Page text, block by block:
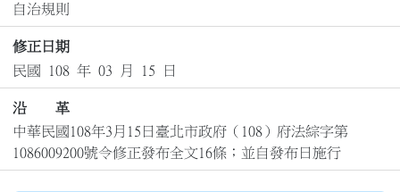
自治規則
修正日期
民國 108 年 03 月 15 日
沿 革
中華民國108年3月15日臺北市政府（108）府法綜字第
1086009200號令修正發布全文16條；並自發布日施行